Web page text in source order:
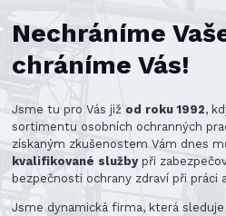
Nechráníme
chráníme Vás!
Jsme tu pro Vás již od roku 1992,
sortimentu osobních ochranných
získaným zkušenostem Vám dnes
kvalifikované službypři
bezpečnosti ochrany zdraví při práci
Jsme dynamická firma, která